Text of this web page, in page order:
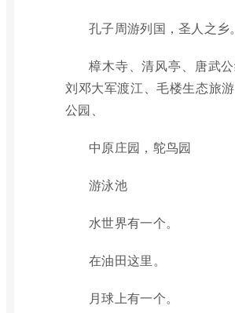
孔子周游列国，圣人之乡。
樟木寺、清风亭、唐武公
刘邓大军渡江、毛楼生态旅
公园、
中原庄园，鸵鸟园
游泳池
水世界有一个。
在油田这里。
月球上有一个。